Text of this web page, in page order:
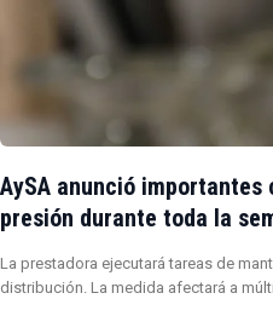
AySA anunció importantes
presión durante toda la
La prestadora ejecutará tareas de
distribución. La medida afectará a